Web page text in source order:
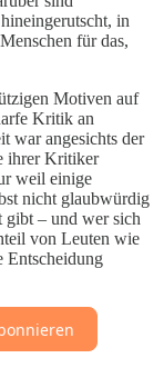
in
für das,
Motiven auf
Kritik an
war angesichts der
ihrer Kritiker
weil einige
nicht glaubwürdig
gibt – und wer sich
von Leuten wie
Entscheidung